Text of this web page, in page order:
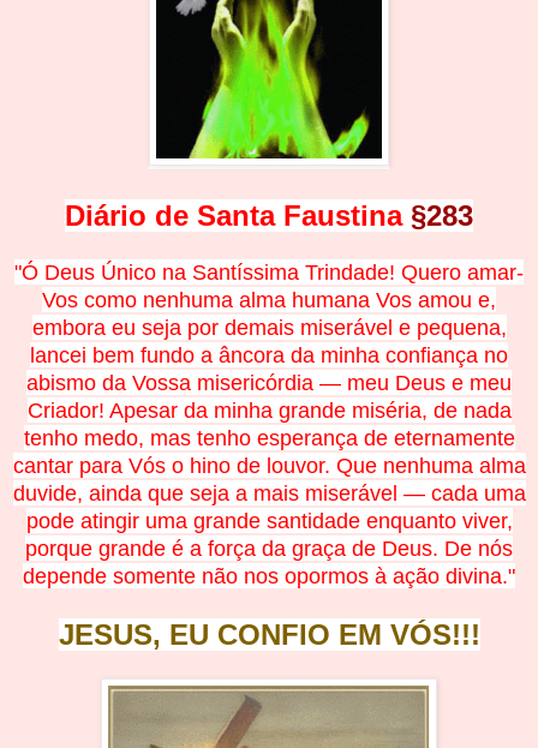
Diário de Santa Faustina §283
"Ó Deus Único na Santíssima Trindade! Quero amar-
Vos como nenhuma alma humana Vos amou e,
embora eu seja por demais miserável e pequena,
lancei bem fundo a âncora da minha confiança no
abismo da Vossa misericórdia — meu Deus e meu
Criador! Apesar da minha grande miséria, de nada
tenho medo, mas tenho esperança de eternamente
cantar para Vós o hino de louvor. Que nenhuma alma
duvide, ainda que seja a mais miserável — cada uma
pode atingir uma grande santidade enquanto viver,
porque grande é a força da graça de Deus. De nós
depende somente não nos opormos à ação divina."
JESUS, EU CONFIO EM VÓS!!!